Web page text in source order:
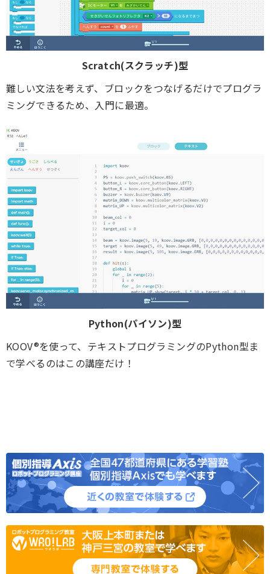
Scratch(スクラッチ)型
難しい文法を考えず、ブロックをつなげるだけでプログラ
ミングできるため、入門に最適。
Python(パイソン)型
KOOV®を使って、テキストプログラミングのPython型ま
で学べるのはこの講座だけ！